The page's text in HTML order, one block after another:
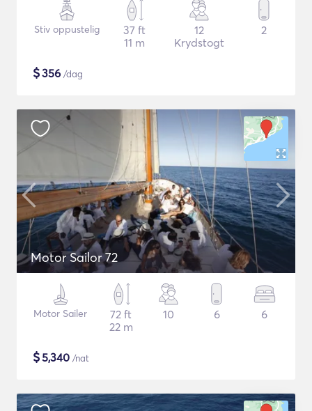
Stiv oppustelig
37 ft
11 m
12
Krydstogt
2
$356 /dag
Motor Sailor 72
Motor Sailer
72 ft
22 m
10 6 6
$5,340 /nat